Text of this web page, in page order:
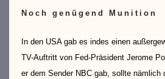
Noch genügend Munition
In den USA gab es indes einen
TV-Auftritt von Fed-Präsident Jerome
er dem Sender NBC gab, sollte nämlich